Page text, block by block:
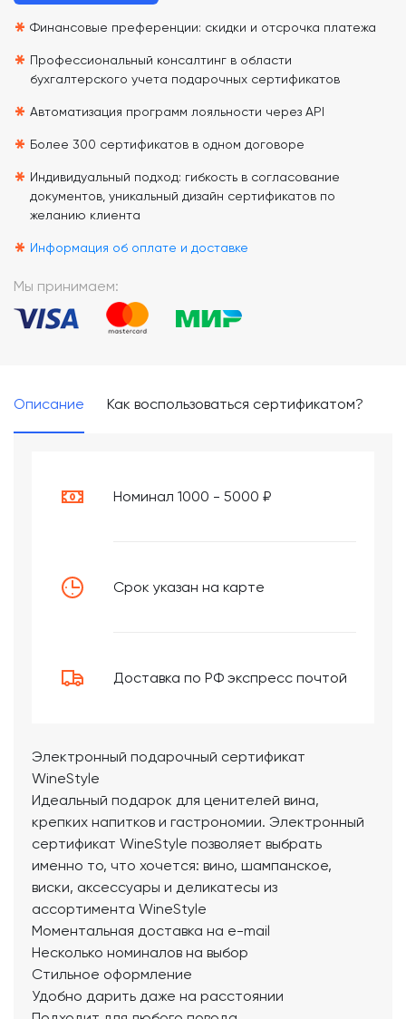
* Финансовые преференции: скидки и отсрочка платежа
* Профессиональный консалтинг в области
бухгалтерского учета подарочных сертификатов
* Автоматизация программ лояльности через API
* Более 300 сертификатов в одном договоре
* Индивидуальный подход: гибкость в согласование
документов, уникальный дизайн сертификатов по
желанию клиента
* Информация об оплате и доставке
Мы принимаем:
Описание Как воспользоваться сертификатом?
Номинал 1000 - 5000 ₽
Срок указан на карте
Доставка по РФ экспресс почтой
Электронный подарочный сертификат
WineStyle
Идеальный подарок для ценителей вина,
крепких напитков и гастрономии. Электронный
сертификат WineStyle позволяет выбрать
именно то, что хочется: вино, шампанское,
виски, аксессуары и деликатесы из
ассортимента WineStyle
Моментальная доставка на e-mail
Несколько номиналов на выбор
Стильное оформление
Удобно дарить даже на расстоянии